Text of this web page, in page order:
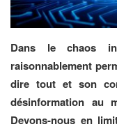
Dans le chaos
raisonnablement
dire tout et son
désinformation au
Devons-nous en